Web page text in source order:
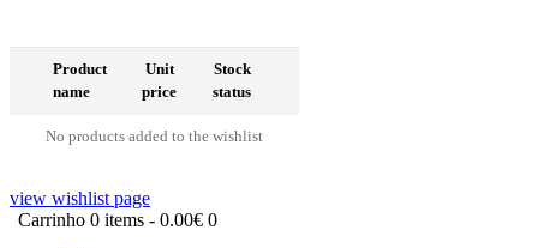
Product
name
Unit
price
Stock
status
No products added to the wishlist
view wishlist page
Carrinho 0 items - 0.00€ 0